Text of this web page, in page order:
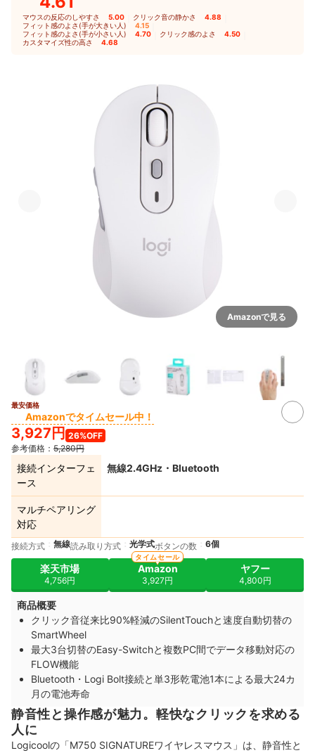
マウスの反応のしやすさ 5.00 クリック音の静かさ 4.88
フィット感のよさ(手が大きい人) 4.15
フィット感のよさ(手が小さい人) 4.70 クリック感のよさ 4.50
カスタマイズ性の高さ 4.68
Amazonで見る
最安価格
Amazonでタイムセール中！
3,927円 26%OFF
参考価格： 5,280円
接続インターフェ
ース
無線2.4GHz・Bluetooth
マルチペアリング
対応
接続方式 無線読み取り方式 光学式ボタンの数 6個
楽天市場
4,756円
Amazon
3,927円
タイムセール
ヤフー
4,800円
商品概要
クリック音従来比90%軽減のSilentTouchと速度自動切替の
SmartWheel
最大3台切替のEasy-Switchと複数PC間でデータ移動対応の
FLOW機能
Bluetooth・Logi Bolt接続と単3形乾電池1本による最大24カ
月の電池寿命
静音性と操作感が魅力。軽快なクリックを求める
人に
Logicoolの「M750 SIGNATUREワイヤレスマウス」は、静音性と